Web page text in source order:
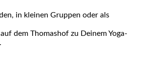
in kleinen Gruppen oder als
dem Thomashof zu Deinem Yoga-